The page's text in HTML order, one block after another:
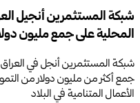
شبكة المستثمرين أنجيل
المحلية على جمع مليون
شبكة المستثمرين أنجل في
جمع أكثر من مليون دولار من
الأعمال المتنامية في البلاد